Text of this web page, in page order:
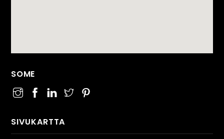
SOME
SIVUKARTTA